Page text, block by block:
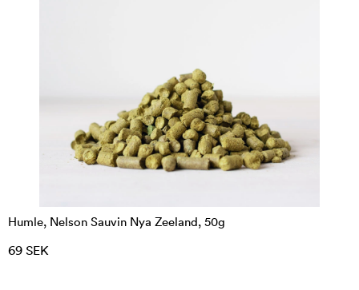
Humle, Nelson Sauvin Nya Zeeland, 50g
69 SEK